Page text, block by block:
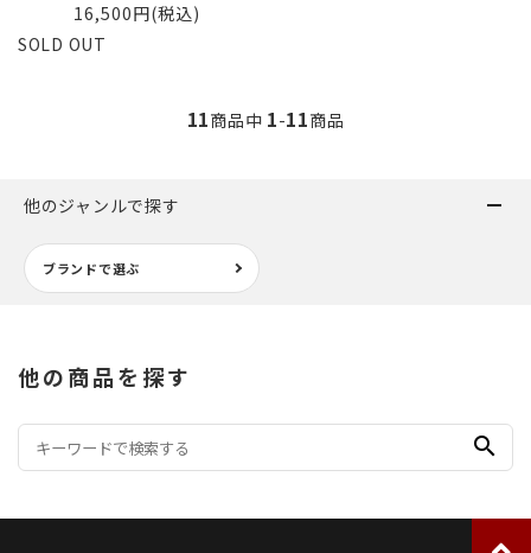
16,500円(税込)
SOLD OUT
11商品中 1-11商品
他のジャンルで探す
ブランドで選ぶ
他の商品を探す
search